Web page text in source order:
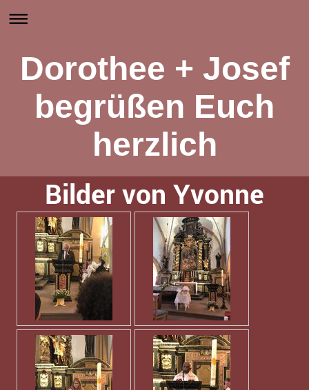
Dorothee + Josef
begrüßen Euch
herzlich
Bilder von Yvonne